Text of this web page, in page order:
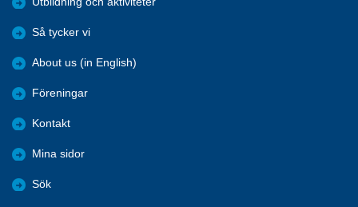
Så tycker vi
About us (in English)
Föreningar
Kontakt
Mina sidor
Sök